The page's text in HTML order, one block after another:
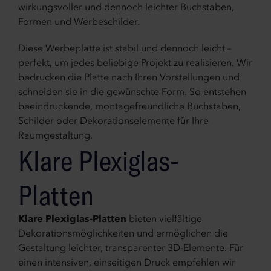
wirkungsvoller und dennoch leichter Buchstaben,
Formen und Werbeschilder.
Diese Werbeplatte ist stabil und dennoch leicht –
perfekt, um jedes beliebige Projekt zu realisieren. Wir
bedrucken die Platte nach Ihren Vorstellungen und
schneiden sie in die gewünschte Form. So entstehen
beeindruckende, montagefreundliche Buchstaben,
Schilder oder Dekorationselemente für Ihre
Raumgestaltung.
Klare Plexiglas-
Platten
Klare Plexiglas-Platten bieten vielfältige
Dekorationsmöglichkeiten und ermöglichen die
Gestaltung leichter, transparenter 3D-Elemente. Für
einen intensiven, einseitigen Druck empfehlen wir